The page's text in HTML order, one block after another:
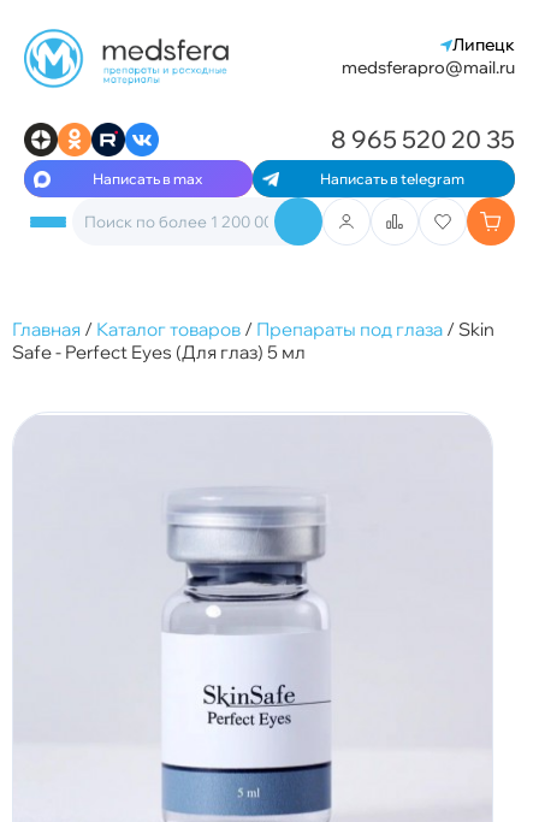
Липецк
medsferapro@mail.ru
Написать в max Написать в telegram
8 965 520 20 35
Главная / Каталог товаров / Препараты под глаза /Skin
Safe - Perfect Eyes (Для глаз) 5 мл